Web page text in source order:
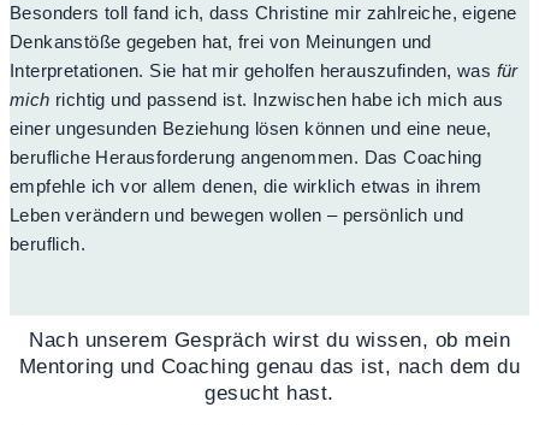
Besonders toll fand ich, dass Christine mir zahlreiche, eigene
Denkanstöße gegeben hat, frei von Meinungen und
Interpretationen. Sie hat mir geholfen herauszufinden, was für
mich richtig und passend ist. Inzwischen habe ich mich aus
einer ungesunden Beziehung lösen können und eine neue,
berufliche Herausforderung angenommen. Das Coaching
empfehle ich vor allem denen, die wirklich etwas in ihrem
Leben verändern und bewegen wollen – persönlich und
beruflich.
Nach unserem Gespräch wirst du wissen, ob mein
Mentoring und Coaching genau das ist, nach dem du
gesucht hast.